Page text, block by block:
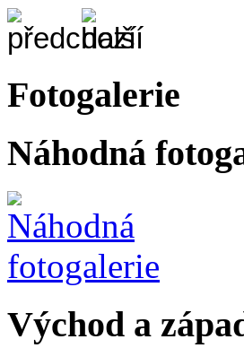
Fotogalerie
Náhodná
Východ a